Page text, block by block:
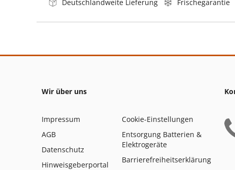
Deutschlandweite Lieferung Frischegarantie
Wir über uns
Impressum
AGB
Datenschutz
Hinweisgeberportal
Cookie-Einstellungen
Entsorgung Batterien &
Elektrogeräte
Barrierefreiheitserklärung